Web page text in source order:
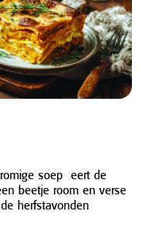
soep eert de
beetje room en verse
herfstavonden